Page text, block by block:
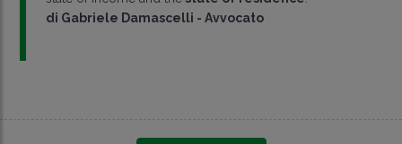
di Gabriele Damascelli - Avvocato